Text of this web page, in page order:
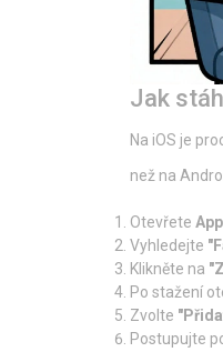
Jak
Na iOS je
než na
Otevřete
Vyhledejte
Klikněte na
Po stažení
Zvolte
Postupujte